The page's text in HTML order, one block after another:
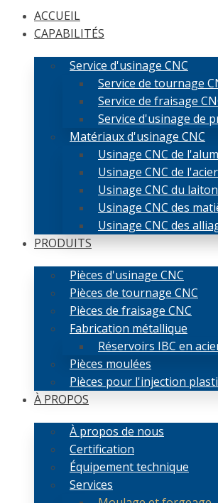
ACCUEIL
CAPABILITÉS
Service d'usinage CNC
Service de tournage
Service de fraisage
Service d'usinage de
Matériaux d'usinage CNC
Usinage CNC de
Usinage CNC de
Usinage CNC du laiton
Usinage CNC des
Usinage CNC des
PRODUITS
Pièces d'usinage CNC
Pièces de tournage CNC
Pièces de fraisage CNC
Fabrication métallique
Réservoirs IBC en
Pièces moulées
Pièces pour l'injection
À PROPOS
À propos de nous
Certification
Équipement technique
Services